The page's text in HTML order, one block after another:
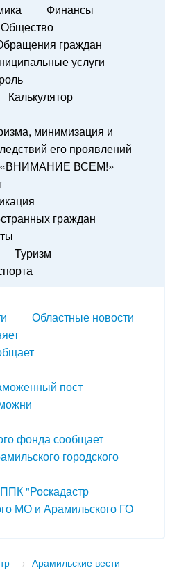
Финансы
Общество
граждан
услуги
Калькулятор
минимизация и
его проявлений
«ВНИМАНИЕ ВСЕМ!»
граждан
Туризм
Областные новости
пост
фонда сообщает
городского
"Роскадастр
МО и Арамильского ГО
→ Арамильские вести